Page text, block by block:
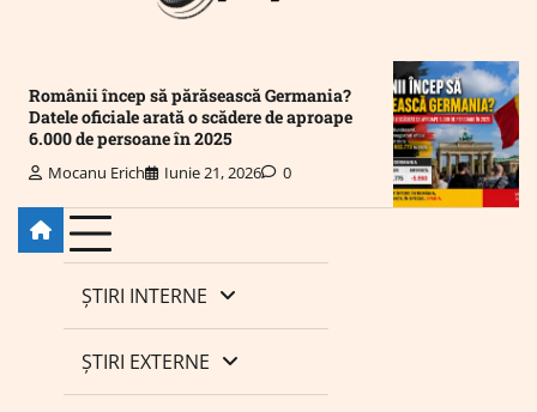
Românii încep să părăsească Germania?
Datele oficiale arată o scădere de aproape
6.000 de persoane în 2025
Mocanu Erich Iunie 21, 2026 0
ȘTIRI INTERNE
ȘTIRI EXTERNE